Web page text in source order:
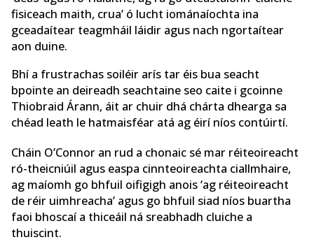
fisiceach maith, crua’ ó lucht iománaíochta ina
gceadaítear teagmháil láidir agus nach ngortaítear
aon duine.
Bhí a frustrachas soiléir arís tar éis bua seacht
bpointe an deireadh seachtaine seo caite i gcoinne
Thiobraid Árann, áit ar chuir dhá chárta dhearga sa
chéad leath le hatmaisféar atá ag éirí níos contúirtí.
Cháin O’Connor an rud a chonaic sé mar réiteoireacht
ró-theicniúil agus easpa cinnteoireachta ciallmhaire,
ag maíomh go bhfuil oifigigh anois ‘ag réiteoireacht
de réir uimhreacha’ agus go bhfuil siad níos buartha
faoi bhoscaí a thiceáil ná sreabhadh cluiche a
thuiscint.